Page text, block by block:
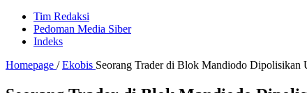
Tim Redaksi
Pedoman Media Siber
Indeks
Homepage / Ekobis Seorang Trader di Blok Mandiodo Dipolisikan